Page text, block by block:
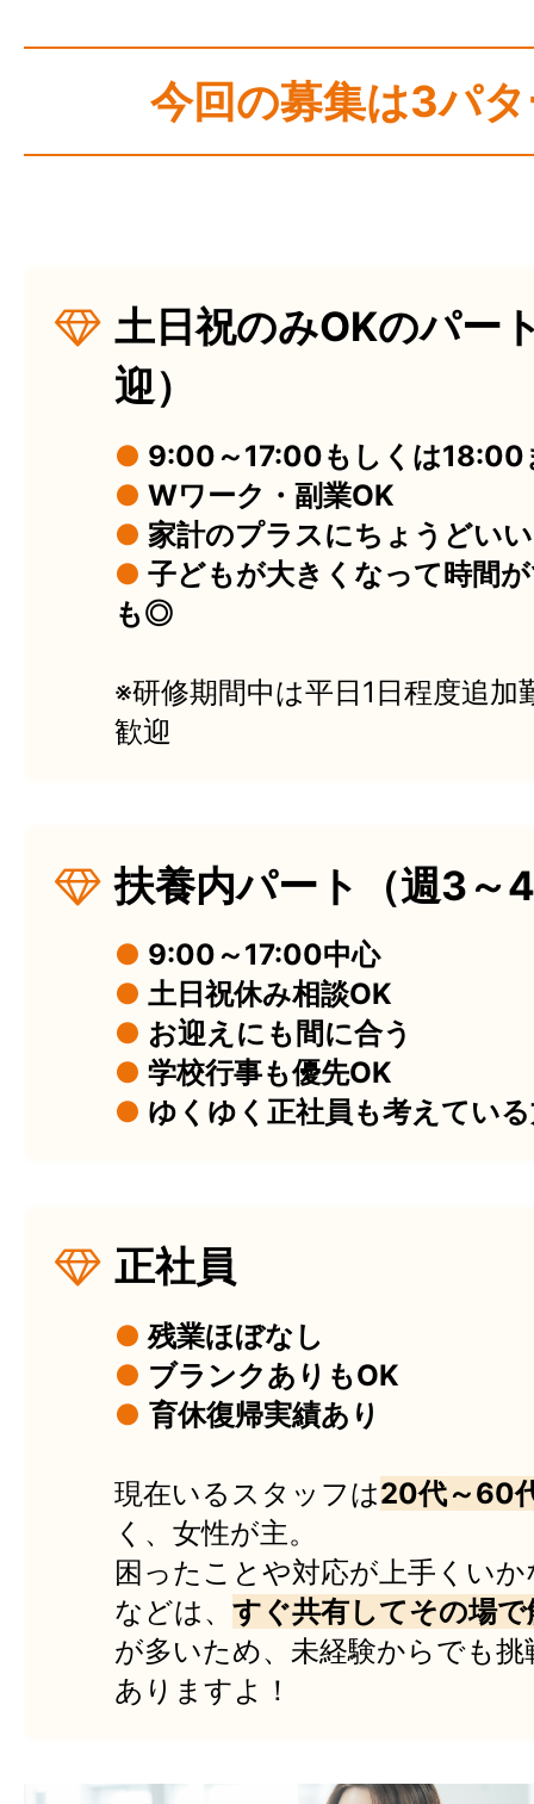
今回の募集は3パ
土日祝のみOKのパー
迎）
● 9:00～17:00もしくは18:00
● Wワーク・副業OK
● 家計のプラスにちょうどいい
●子どもが大きくなって時間
も◎
※研修期間中は平日1日程度追加
歓迎
扶養内パート（週3～
● 9:00～17:00中心
● 土日祝休み相談OK
● お迎えにも間に合う
● 学校行事も優先OK
● ゆくゆく正社員も考えてい
正社員
●残業ほぼなし
● ブランクありもOK
● 育休復帰実績あり
現在いるスタッフは20代～60
く、女性が主。
困ったことや対応が上手くい
などは、すぐ共有してその場
が多いため、未経験からでも
ありますよ！